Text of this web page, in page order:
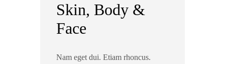
Skin, Body &
Face
Nam eget dui. Etiam rhoncus.